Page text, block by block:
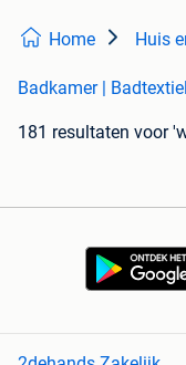
Home Huis
Badkamer |
181 resultaten voor